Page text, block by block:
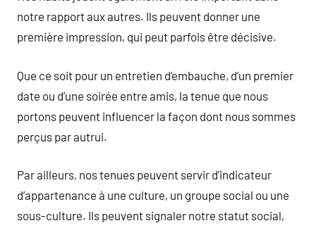
notre rapport aux autres. Ils peuvent donner une
première impression, qui peut parfois être décisive.
Que ce soit pour un entretien d’embauche, d’un premier
date ou d’une soirée entre amis, la tenue que nous
portons peuvent influencer la façon dont nous sommes
perçus par autrui.
Par ailleurs, nos tenues peuvent servir d’indicateur
d’appartenance à une culture, un groupe social ou une
sous-culture. Ils peuvent signaler notre statut social,